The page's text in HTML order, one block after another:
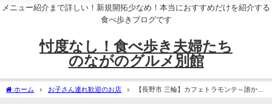
メニュー紹介まで詳しい！新規開拓少なめ！本当におすすめだけを紹介する
食べ歩きブログです
忖度なし！食べ歩き夫婦たち
のながのグルメ別館
ホーム お子さん連れ歓迎のお店
【長野市 三輪】カフェトラモンテ～誰かに
紹介したくなるとっておきのパスタ屋さん再訪～